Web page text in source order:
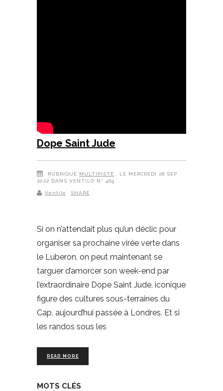
Dope Saint Jude
RUBRIQUE MULTIPISTE
, LE MERCREDI 28 SEP
2022 DANS VENTILO N° 469
Ventilo SHARE
Si on n’attendait plus qu’un déclic pour
organiser sa prochaine virée verte dans
le Luberon, on peut maintenant se
targuer d’amorcer son week-end par
l’extraordinaire Dope Saint Jude, iconique
figure des cultures sous-terraines du
Cap, aujourd’hui passée à Londres. Et si
les randos sous les
READ MORE
MOTS CLÉS